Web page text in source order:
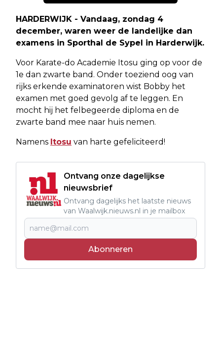
HARDERWIJK - Vandaag, zondag 4
december, waren weer de landelijke dan
examens in Sporthal de Sypel in Harderwijk.
Voor Karate-do Academie Itosu ging op voor de
1e dan zwarte band. Onder toeziend oog van
rijks erkende examinatoren wist Bobby het
examen met goed gevolg af te leggen. En
mocht hij het felbegeerde diploma en de
zwarte band mee naar huis nemen.
Namens Itosu van harte gefeliciteerd!
Ontvang onze dagelijkse
nieuwsbrief
Ontvang dagelijks het laatste nieuws
van Waalwijk.nieuws.nl in je mailbox
Abonneren